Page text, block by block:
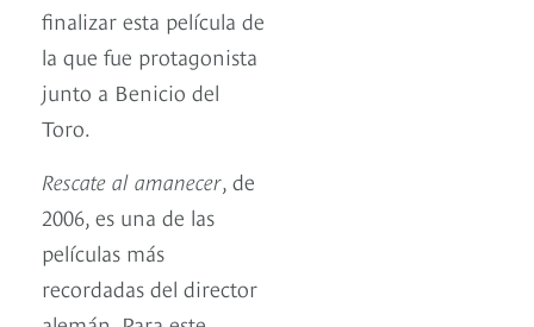
finalizar esta película de
la que fue protagonista
junto a Benicio del
Toro.
Rescate al amanecer , de
2006, es una de las
películas más
recordadas del director